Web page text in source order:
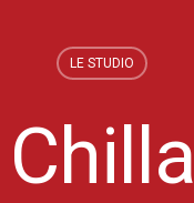
LE STUDIO
Chilla